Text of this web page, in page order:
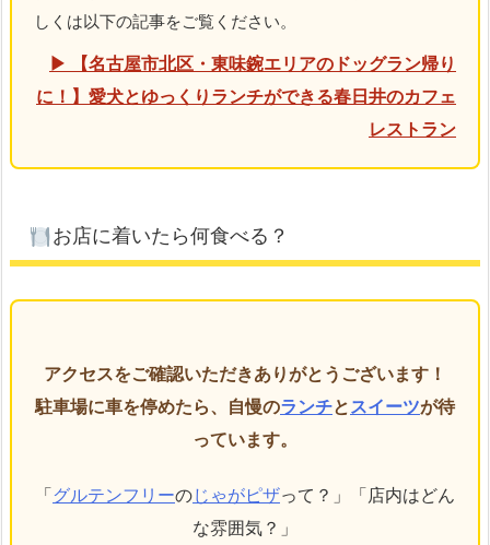
しくは以下の記事をご覧ください。
▶︎ 【名古屋市北区・東味鋺エリアのドッグラン帰り
に！】愛犬とゆっくりランチができる春日井のカフェ
レストラン
お店に着いたら何食べる？
アクセスをご確認いただきありがとうございます！
駐車場に車を停めたら、自慢のランチとスイーツが待
っています。
「グルテンフリーのじゃがピザって？」「店内はどん
な雰囲気？」